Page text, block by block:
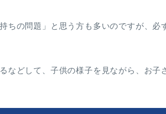
ちの問題」と思う方も多いのですが、必
などして、子供の様子を見ながら、お子